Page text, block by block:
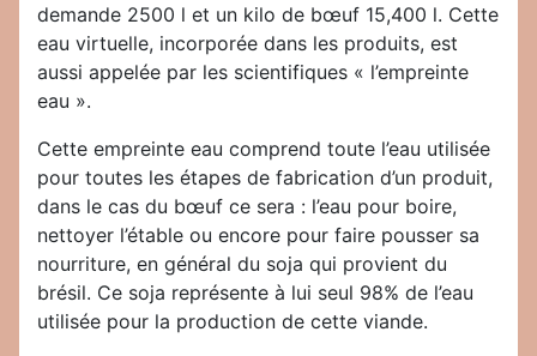
demande 2500 l et un kilo de bœuf 15,400 l. Cette
eau virtuelle, incorporée dans les produits, est
aussi appelée par les scientifiques « l’empreinte
eau ».
Cette empreinte eau comprend toute l’eau utilisée
pour toutes les étapes de fabrication d’un produit,
dans le cas du bœuf ce sera : l’eau pour boire,
nettoyer l’étable ou encore pour faire pousser sa
nourriture, en général du soja qui provient du
brésil. Ce soja représente à lui seul 98% de l’eau
utilisée pour la production de cette viande.